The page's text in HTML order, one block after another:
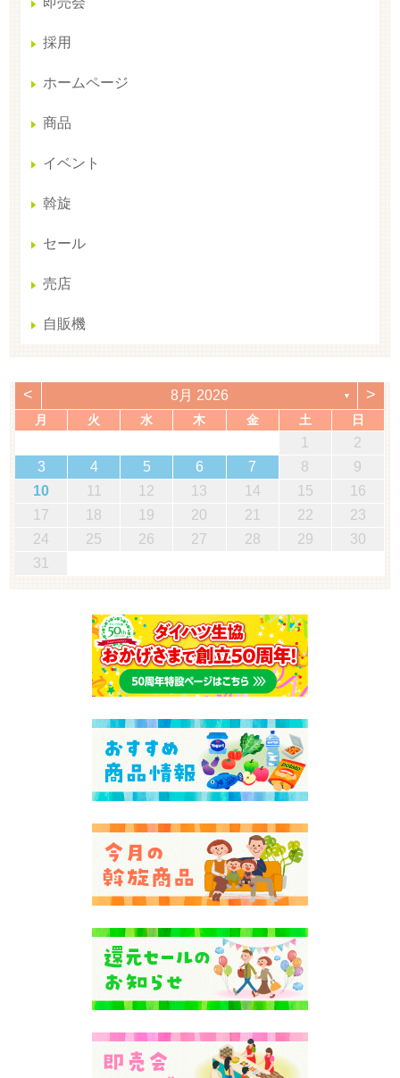
採用
ホームページ
商品
イベント
斡旋
セール
売店
自販機
< 8月 2026 ▼ >
月 火 水 木 金 土 日
1
2
3
4 5 6 7 8
9
10
11 12 13 14 15
16
17
18 19 20 21 22
23
24
25 26 27 28 29
30
31